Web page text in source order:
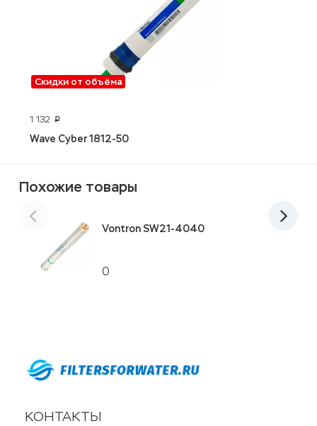
Скидки от объёма
1 132 p
Wave Cyber 1812-50
Похожие товары
0
Vontron SW21-4040
КОНТАКТЫ